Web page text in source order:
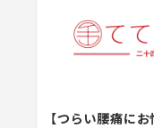
【つらい腰痛に